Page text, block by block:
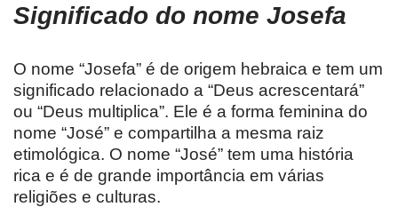
Significado do nome Josefa
O nome “Josefa” é de origem hebraica e tem um
significado relacionado a “Deus acrescentará”
ou “Deus multiplica”. Ele é a forma feminina do
nome “José” e compartilha a mesma raiz
etimológica. O nome “José” tem uma história
rica e é de grande importância em várias
religiões e culturas.